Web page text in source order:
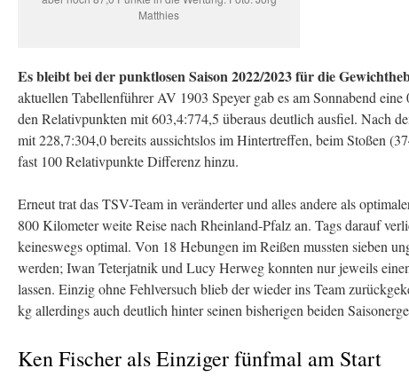
Matthies
Es bleibt bei der punktlosen Saison 2022/2023 für die
aktuellen Tabellenführer AV 1903 Speyer gab es am Sonnabend
den Relativpunkten mit 603,4:774,5 überaus deutlich ausfiel. Nach
mit 228,7:304,0 bereits aussichtslos im Hintertreffen, beim Stoßen
fast 100 Relativpunkte Differenz hinzu.
Erneut trat das TSV-Team in veränderter und alles andere als
800 Kilometer weite Reise nach Rheinland-Pfalz an. Tags darauf
keineswegs optimal. Von 18 Hebungen im Reißen mussten sieben
werden; Iwan Teterjatnik und Lucy Herweg konnten nur jeweils
lassen. Einzig ohne Fehlversuch blieb der wieder ins Team
kg allerdings auch deutlich hinter seinen bisherigen beiden
Ken Fischer als Einziger fünfmal am Start